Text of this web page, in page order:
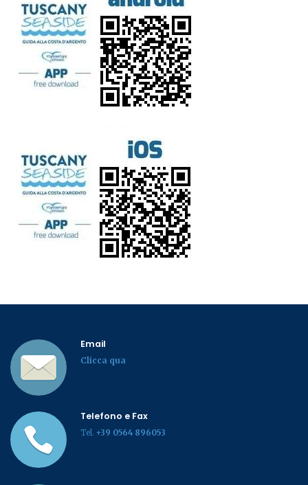
Email
Clicca qua
Telefono e Fax
Tel. +39 0564 896053